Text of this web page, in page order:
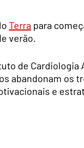
Terra para
verão.
de Cardiologia
abandonam os
e